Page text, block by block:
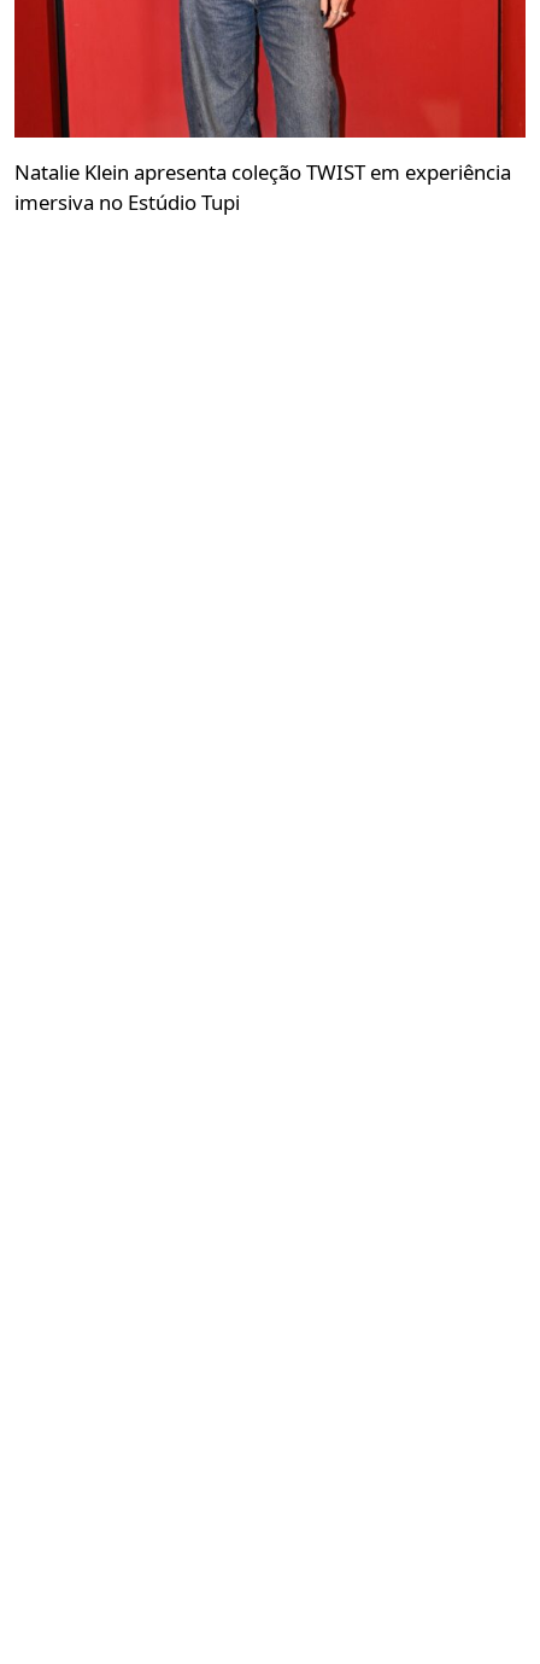
Natalie Klein apresenta coleção TWIST em experiência
imersiva no Estúdio Tupi